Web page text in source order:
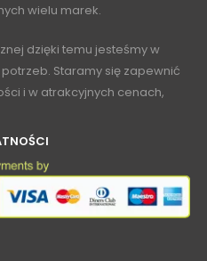
wielu marek.
dzięki temu jesteśmy w
Staramy się zapewnić
i w atrakcyjnych cenach,